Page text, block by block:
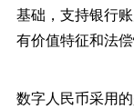
基础，支持银行
有价值特征和法偿
数字人民币采用